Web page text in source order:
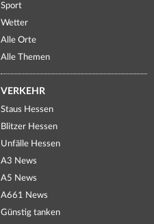
Sport
Wetter
Alle Orte
Alle Themen
VERKEHR
Staus Hessen
Blitzer Hessen
Unfälle Hessen
A3 News
A5 News
A661 News
Günstig tanken